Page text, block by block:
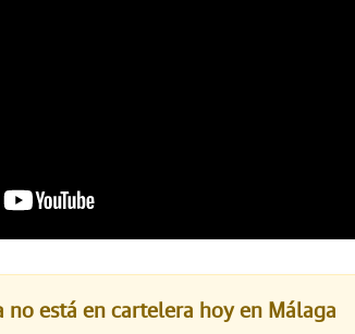
no está en cartelera hoy en Málaga